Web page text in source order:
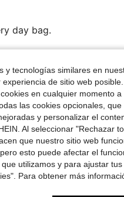
day bag.
y tecnologías similares en
de sitio web
en cualquier momento
las cookies opcionales,
y personalizar el
Al seleccionar "Rechazar
que nuestro sitio web
esto puede afectar el
utilizamos y para ajustar
Para obtener más